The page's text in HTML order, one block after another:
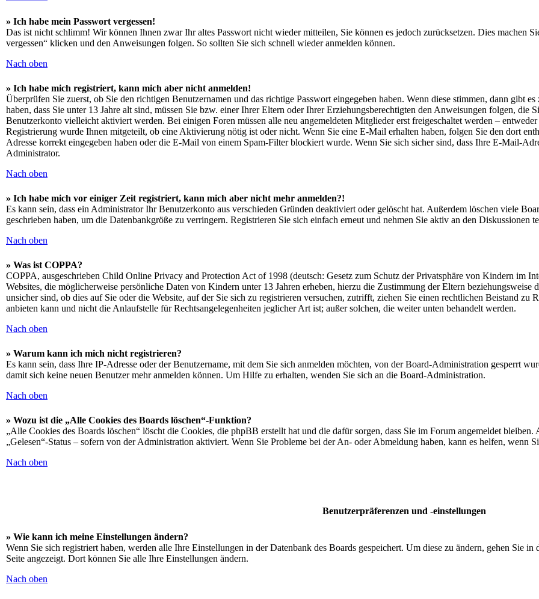
» Ich habe mein Passwort vergessen!
Das ist nicht schlimm! Wir können Ihnen zwar Ihr altes Passwort nicht wieder mitteilen, Sie können es jedoch zurücksetzen. Dies machen
vergessen“ klicken und den Anweisungen folgen. So sollten Sie sich schnell wieder anmelden können.
Nach oben
» Ich habe mich registriert, kann mich aber nicht anmelden!
Überprüfen Sie zuerst, ob Sie den richtigen Benutzernamen und das richtige Passwort eingegeben haben. Wenn diese stimmen, dann gibt
haben, dass Sie unter 13 Jahre alt sind, müssen Sie bzw. einer Ihrer Eltern oder Ihrer Erziehungsberechtigten den Anweisungen folgen, die
Benutzerkonto vielleicht aktiviert werden. Bei einigen Foren müssen alle neu angemeldeten Mitglieder erst freigeschaltet werden –
Registrierung wurde Ihnen mitgeteilt, ob eine Aktivierung nötig ist oder nicht. Wenn Sie eine E-Mail erhalten haben, folgen Sie den dort
Adresse korrekt eingegeben haben oder die E-Mail von einem Spam-Filter blockiert wurde. Wenn Sie sich sicher sind, dass Ihre E-Mail-
Administrator.
Nach oben
» Ich habe mich vor einiger Zeit registriert, kann mich aber nicht mehr anmelden?!
Es kann sein, dass ein Administrator Ihr Benutzerkonto aus verschieden Gründen deaktiviert oder gelöscht hat. Außerdem löschen viele
geschrieben haben, um die Datenbankgröße zu verringern. Registrieren Sie sich einfach erneut und nehmen Sie aktiv an den Diskussionen
Nach oben
» Was ist COPPA?
COPPA, ausgeschrieben Child Online Privacy and Protection Act of 1998 (deutsch: Gesetz zum Schutz der Privatsphäre von Kindern im
Websites, die möglicherweise persönliche Daten von Kindern unter 13 Jahren erheben, hierzu die Zustimmung der Eltern beziehungsweise
unsicher sind, ob dies auf Sie oder die Website, auf der Sie sich zu registrieren versuchen, zutrifft, ziehen Sie einen rechtlichen Beistand zu
anbieten kann und nicht die Anlaufstelle für Rechtsangelegenheiten jeglicher Art ist; außer solchen, die weiter unten behandelt werden.
Nach oben
» Warum kann ich mich nicht registrieren?
Es kann sein, dass Ihre IP-Adresse oder der Benutzername, mit dem Sie sich anmelden möchten, von der Board-Administration gesperrt
damit sich keine neuen Benutzer mehr anmelden können. Um Hilfe zu erhalten, wenden Sie sich an die Board-Administration.
Nach oben
» Wozu ist die „Alle Cookies des Boards löschen“-Funktion?
„Alle Cookies des Boards löschen“ löscht die Cookies, die phpBB erstellt hat und die dafür sorgen, dass Sie im Forum angemeldet
„Gelesen“-Status – sofern von der Administration aktiviert. Wenn Sie Probleme bei der An- oder Abmeldung haben, kann es helfen, wenn
Nach oben
Benutzerpräferenzen und -einstellungen
» Wie kann ich meine Einstellungen ändern?
Wenn Sie sich registriert haben, werden alle Ihre Einstellungen in der Datenbank des Boards gespeichert. Um diese zu ändern, gehen Sie
Seite angezeigt. Dort können Sie alle Ihre Einstellungen ändern.
Nach oben